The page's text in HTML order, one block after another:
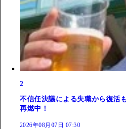
2
不信任決議による失職から復活
再燃中！
2026年08月07日 07:30